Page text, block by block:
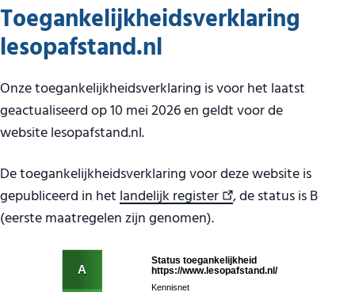
Toegankelijkheidsverklaring
lesopafstand.nl
Onze toegankelijkheidsverklaring is voor het laatst
geactualiseerd op 10 mei 2026 en geldt voor de
website lesopafstand.nl.
De toegankelijkheidsverklaring voor deze website is
gepubliceerd in hetlandelijk register
, de status is B
(eerste maatregelen zijn genomen).